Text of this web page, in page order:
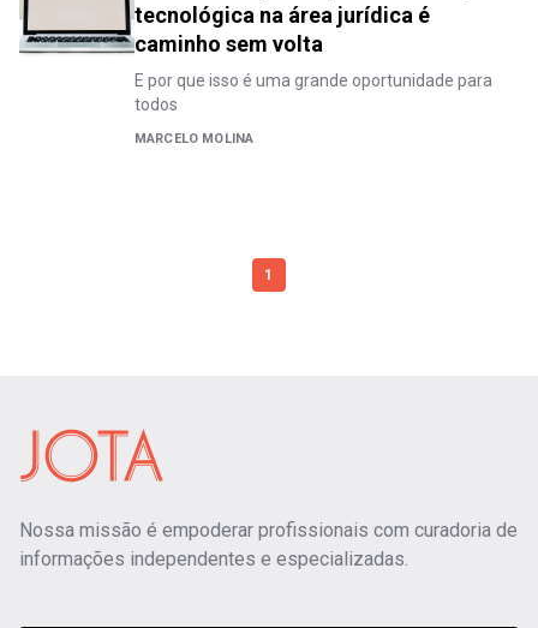
tecnológica na área jurídica é
caminho sem volta
E por que isso é uma grande oportunidade para
todos
MARCELO MOLINA
1
Nossa missão é empoderar profissionais com curadoria de
informações independentes e especializadas.